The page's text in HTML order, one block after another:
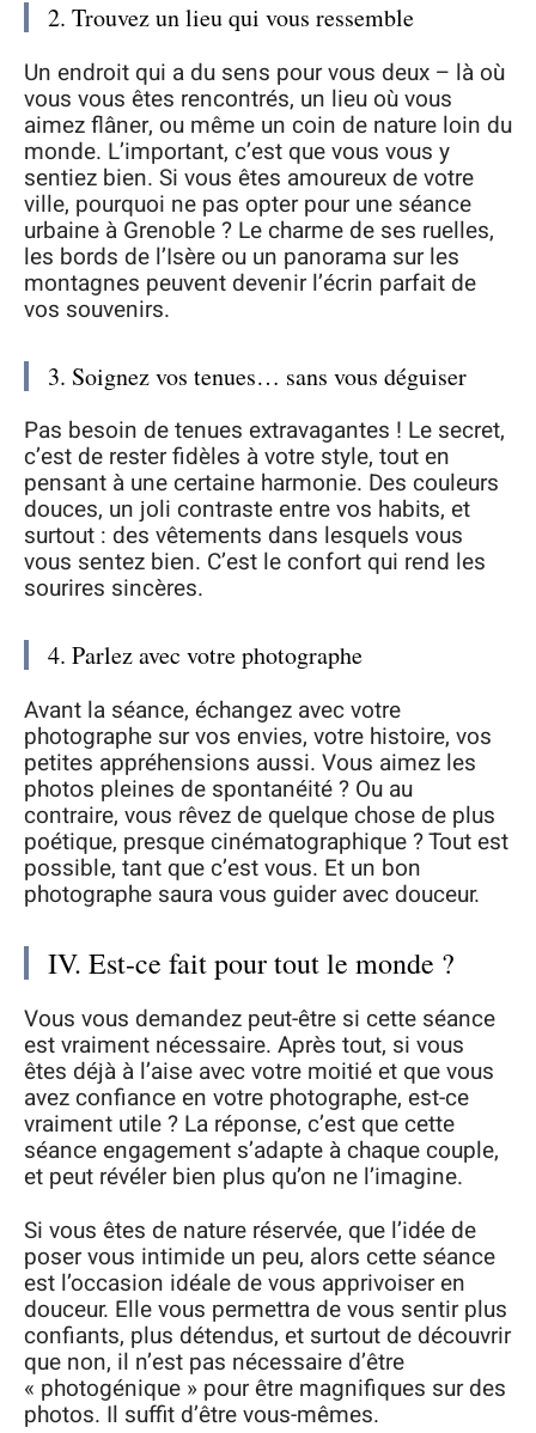
2. Trouvez un lieu qui vous ressemble
Un endroit qui a du sens pour vous deux – là où
vous vous êtes rencontrés, un lieu où vous
aimez flâner, ou même un coin de nature loin du
monde. L’important, c’est que vous vous y
sentiez bien. Si vous êtes amoureux de votre
ville, pourquoi ne pas opter pour une séance
urbaine à Grenoble ? Le charme de ses ruelles,
les bords de l’Isère ou un panorama sur les
montagnes peuvent devenir l’écrin parfait de
vos souvenirs.
3. Soignez vos tenues… sans vous déguiser
Pas besoin de tenues extravagantes ! Le secret,
c’est de rester fidèles à votre style, tout en
pensant à une certaine harmonie. Des couleurs
douces, un joli contraste entre vos habits, et
surtout : des vêtements dans lesquels vous
vous sentez bien. C’est le confort qui rend les
sourires sincères.
4. Parlez avec votre photographe
Avant la séance, échangez avec votre
photographe sur vos envies, votre histoire, vos
petites appréhensions aussi. Vous aimez les
photos pleines de spontanéité ? Ou au
contraire, vous rêvez de quelque chose de plus
poétique, presque cinématographique ? Tout est
possible, tant que c’est vous. Et un bon
photographe saura vous guider avec douceur.
IV. Est-ce fait pour tout le monde ?
Vous vous demandez peut-être si cette séance
est vraiment nécessaire. Après tout, si vous
êtes déjà à l’aise avec votre moitié et que vous
avez confiance en votre photographe, est-ce
vraiment utile ? La réponse, c’est que cette
séance engagement s’adapte à chaque couple,
et peut révéler bien plus qu’on ne l’imagine.
Si vous êtes de nature réservée, que l’idée de
poser vous intimide un peu, alors cette séance
est l’occasion idéale de vous apprivoiser en
douceur. Elle vous permettra de vous sentir plus
confiants, plus détendus, et surtout de découvrir
que non, il n’est pas nécessaire d’être
« photogénique » pour être magnifiques sur des
photos. Il suffit d’être vous-mêmes.